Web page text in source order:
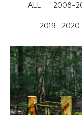
ALL 2008-
2019- 2020